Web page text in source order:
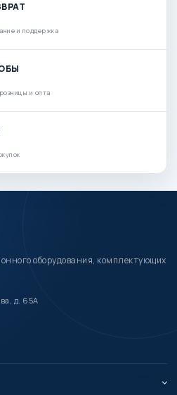
и поддержка
и опта
оборудования, комплектующих
д. 65А